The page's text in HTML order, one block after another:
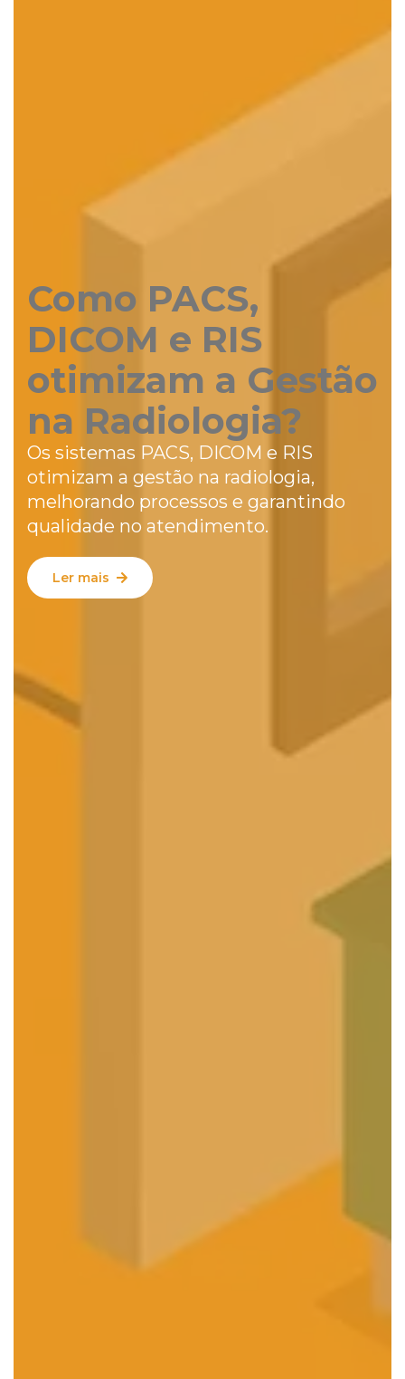
Como PACS,
DICOM e RIS
otimizam a Gestão
na Radiologia?
Os sistemas PACS, DICOM e RIS
otimizam a gestão na radiologia,
melhorando processos e garantindo
qualidade no atendimento.
Ler mais